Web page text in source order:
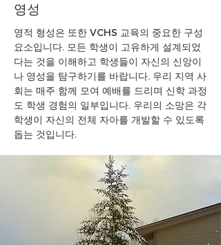
영성
영적 형성은 또한 VCHS 교육의 중요한 구성
요소입니다. 모든 학생이 고유하게 설계되었
다는 것을 이해하고 학생들이 자신의 신앙이
나 영성을 탐구하기를 바랍니다. 우리 지역 사
회는 매주 함께 모여 예배를 드리며 신학 과정
도 학생 경험의 일부입니다. 우리의 소망은 각
학생이 자신의 전체 자아를 개발할 수 있도록
돕는 것입니다.